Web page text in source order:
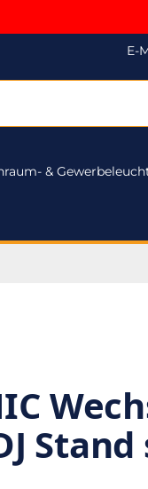
E-
&